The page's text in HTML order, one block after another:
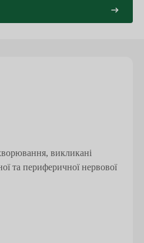
викликані
та периферичної нервової